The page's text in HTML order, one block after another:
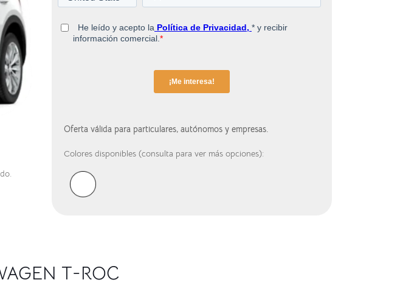
Oferta válida para particulares, autónomos y empresas.
Colores disponibles (consulta para ver más opciones):
T-ROC